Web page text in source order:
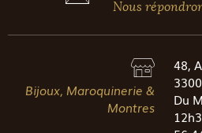
Nous
Bijoux, Maroquinerie &
Montres
48,
Du